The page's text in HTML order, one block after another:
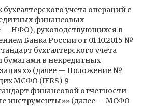
учета операций с
финансовых
— НФО), руководствующихся в
Банка России от 01.10.2015 №
бухгалтерского учета
в некредитных
(далее — Положение №
МСФО (IFRS) 9
финансовой отчетности
инструменты»» (далее — МСФО